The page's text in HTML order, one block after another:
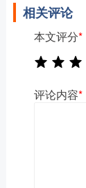
相关评论
本文评分*
评论内容*